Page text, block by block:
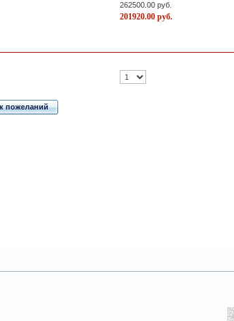
262500.00 руб.
201920.00 руб.
пожеланий